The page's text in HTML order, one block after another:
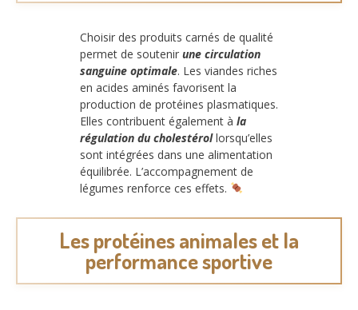
Choisir des produits carnés de qualité
permet de soutenir une circulation
sanguine optimale. Les viandes riches
en acides aminés favorisent la
production de protéines plasmatiques.
Elles contribuent également à la
régulation du cholestérollorsqu’elles
sont intégrées dans une alimentation
équilibrée. L’accompagnement de
légumes renforce ces effets.
Les protéines animales et la
performance sportive